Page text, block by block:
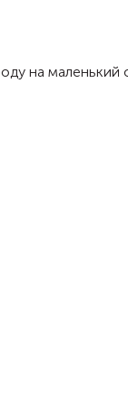
на маленький